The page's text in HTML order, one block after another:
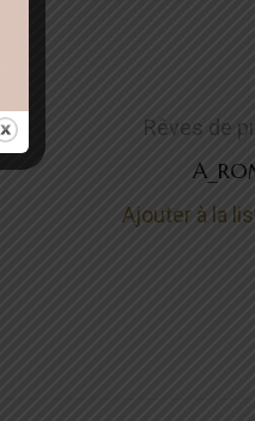
Rêves de
Ajouter à la